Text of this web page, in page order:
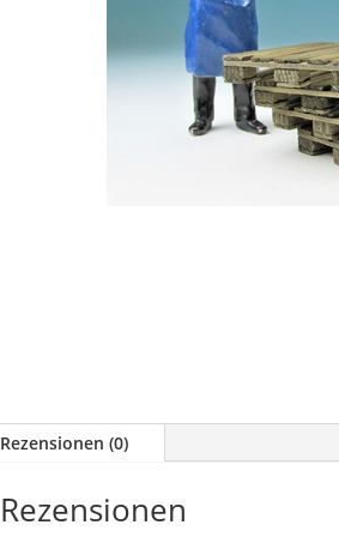
Rezensionen (0)
Rezensionen